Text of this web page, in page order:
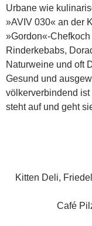
Urbane wie
»AVIV 030« an der
»Gordon«-
Rinderkebabs,
Naturweine und oft
Gesund und
völkerverbindend
steht auf und geht
Kitten Deli,
Café